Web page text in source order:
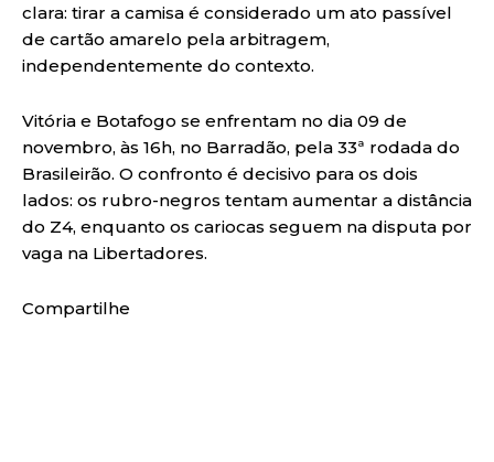
clara: tirar a camisa é considerado um ato passível
de cartão amarelo pela arbitragem,
independentemente do contexto.
Vitória e Botafogo se enfrentam no dia 09 de
novembro, às 16h, no Barradão, pela 33ª rodada do
Brasileirão. O confronto é decisivo para os dois
lados: os rubro-negros tentam aumentar a distância
do Z4, enquanto os cariocas seguem na disputa por
vaga na Libertadores.
Compartilhe